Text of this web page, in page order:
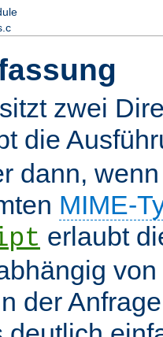
zwei
die
dann,
MIME-
erlaubt
der